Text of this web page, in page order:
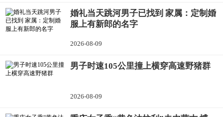
婚礼当天跳河男子已找到 家属：定制婚
服上有新郎的名字
2026-08-09
男子时速105公里撞上横穿高速野猪群
2026-08-09